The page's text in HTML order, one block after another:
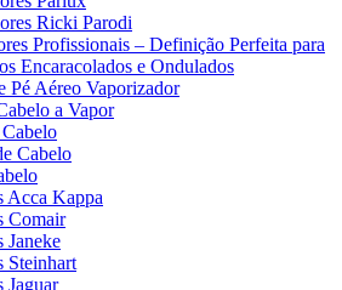
Ricki Parodi
Profissionais – Definição Perfeita para
Encaracolados e Ondulados
Pé Aéreo Vaporizador
a Vapor
Cabelo
Acca Kappa
Comair
Janeke
Steinhart
Jaguar